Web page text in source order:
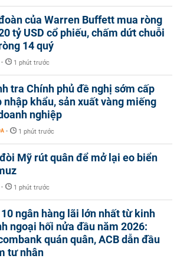
của Warren Buffett mua ròng
tỷ USD cổ phiếu, chấm dứt chuỗi
14 quý
- 1 phút trước
tra Chính phủ đề nghị sớm cấp
nhập khẩu, sản xuất vàng miếng
nghiệp
- 1 phút trước
Mỹ rút quân để mở lại eo biển
- 1 phút trước
10 ngân hàng lãi lớn nhất từ kinh
ngoại hối nửa đầu năm 2026:
quán quân, ACB dẫn đầu
tư nhân